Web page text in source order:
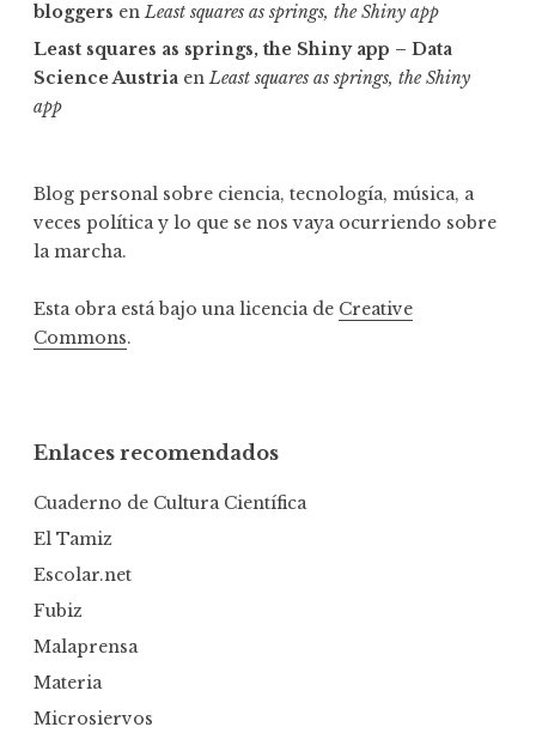
bloggers enLeast squares as springs, the Shiny app
Least squares as springs, the Shiny app – Data
Science Austria en Least squares as springs, the Shiny
app
Blog personal sobre ciencia, tecnología, música, a
veces política y lo que se nos vaya ocurriendo sobre
la marcha.
Esta obra está bajo una licencia de Creative
Commons.
Enlaces recomendados
Cuaderno de Cultura Científica
El Tamiz
Escolar.net
Fubiz
Malaprensa
Materia
Microsiervos